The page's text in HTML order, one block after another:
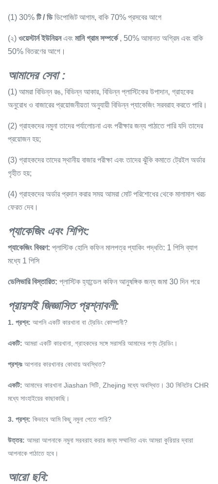
(1) 30% টি / ডিডিপোজিট আগাম, বাকি 70% প্রসবের আগে
(২) ওয়েস্টার্ন ইউনিয়নএবং মানি গ্রাম সম্পর্কে, 50% আমানত অগ্রিম এবং বাকি
50% বিতরণের আগে।
আমাদের সেবা :
(1) আমরা বিভিন্ন রঙ, বিভিন্ন আকার, বিভিন্ন প্লাস্টিকের উপাদান, গ্রাহকের
অনুরোধ ও বাজারের প্রয়োজনীয়তা অনুযায়ী বিভিন্ন প্যাকেজিং সরবরাহ করতে পারি।
(2) গ্রাহকদের নমুনা তাদের পর্যালোচনা এবং পরীক্ষার জন্য পাঠাতে পারি যদি তাদের
প্রয়োজন হয়;
(3) গ্রাহকদের তাদের স্থানীয় বাজার পরীক্ষা এবং তাদের ঝুঁকি কমাতে ট্রেইল অর্ডার
গৃহীত হয়;
(4) গ্রাহকদের অর্ডার প্রদান করার সময় আমরা মোট পরিশোধের থেকে মালামাল খরচ
ফেরত দেব।
প্যাকেজিং এবং শিপিং:
প্যাকেজিং বিবরণ: প্লাস্টিক হোলি কফিন মালপত্র প্যাকিং পদ্ধতি: 1 পিসি ব্যাগ
মধ্যে 1 পিসি
ডেলিভারি বিস্তারিত: প্লাস্টিক হ্যান্ডেল কফিন আনুষঙ্গিক জন্য জমা 30 দিন পরে
প্রায়শই জিজ্ঞাসিত প্রশ্নাবলী:
1. প্রশ্ন: আপনি একটি কারখানা বা ট্রেডিং কোম্পানী?
একটি: আমরা একটি কারখানা, গ্রাহকদের সঙ্গে সরাসরি আমাদের পণ্য ট্রেডিং।
প্রশ্নঃ আপনার কারখানার কোথায় অবস্থিত?
একটি: আমাদের কারখানা Jiashan সিটি, Zhejing মধ্যে অবস্থিত। 30 মিনিটের CHR
মধ্যে সাংহাইয়ের কাছাকাছি।
3. প্রশ্ন: কিভাবে আমি কিছু নমুনা পেতে পারি?
উত্তর: আমরা আপনাকে নমুনা সরবরাহ করার জন্য সম্মানিত এবং আমরা কুরিয়ার দ্বারা
আপনাকে পাঠাতে হবে।
আরো ছবি: